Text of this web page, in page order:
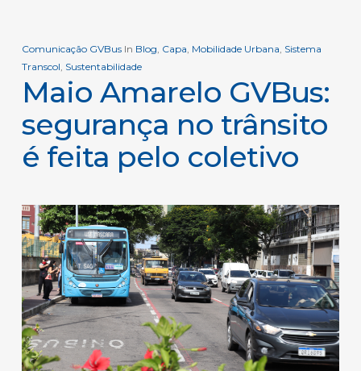
Comunicação GVBus In Blog Capa Mobilidade Urbana Sistema
Transcol Sustentabilidade
Maio Amarelo GVBus:
segurança no trânsito
é feita pelo coletivo